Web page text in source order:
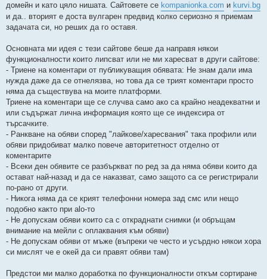
домейн и като цяло нишата. Сайтовете се kompanionka.com и kurvi.bg
и да.. вторият е доста вулгарен предвид колко сериозно я приемам
задачата си, но реших да го оставя.
Основната ми идея с тези сайтове беше да направя някои
функционалности които липсват или не ми харесват в други сайтове:
- Триене на коментари от публикуващия обявата: Не знам дали има
нужда даже да се отнелязва, но това да се трият коментари просто
няма да съществува на моите платформи.
Триене на коментари ще се случва само ако са крайно неадекватни и
или съдържат лична информация която ще се индексира от
търсачките.
- Ранкване на обяви според "лайкове/харесвания" така профили или
обяви придобиват малко повече авторитетност отделно от
коментарите
- Всеки ден обявите се разбъркват по ред за да няма обяви които да
остават най-назад и да се наказват, само защото са се регистрирали
по-рано от други.
- Никога няма да се крият телефонни номера зад смс или нещо
подобно както при alo-то
- Не допускам обяви които са с откраднати снимки (и обръщам
внимание на мейли с оплаквания към обяви)
- Не допускам обяви от мъже (въпреки че често и усърдно някои хора
си мислят че е окей да си правят обяви там)
Предстои ми малко доработка по функционалности откъм сортиране